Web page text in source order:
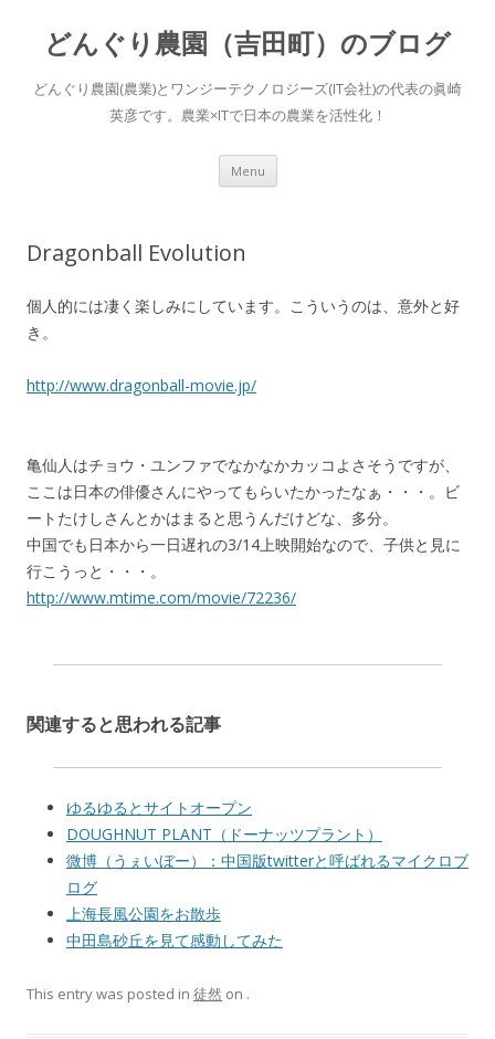
どんぐり農園（吉田町）のブログ
どんぐり農園(農業)とワンジーテクノロジーズ(IT会社)の代表の眞崎
英彦です。農業×ITで日本の農業を活性化！
Menu Skip to content
Dragonball Evolution
個人的には凄く楽しみにしています。こういうのは、意外と好
き。
http://www.dragonball-movie.jp/
亀仙人はチョウ・ユンファでなかなかカッコよさそうですが、
ここは日本の俳優さんにやってもらいたかったなぁ・・・。ビ
ートたけしさんとかはまると思うんだけどな、多分。
中国でも日本から一日遅れの3/14上映開始なので、子供と見に
行こうっと・・・。
http://www.mtime.com/movie/72236/
関連すると思われる記事
ゆるゆるとサイトオープン
DOUGHNUT PLANT（ドーナッツプラント）
微博（うぇいぼー）：中国版twitterと呼ばれるマイクロブ
ログ
上海長風公園をお散歩
中田島砂丘を見て感動してみた
This entry was posted in 徒然 on .